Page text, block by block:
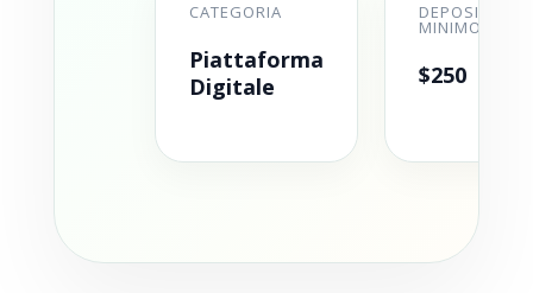
CATEGORIA
Piattaforma
Digitale
DEPOSITO
MINIMO
$250